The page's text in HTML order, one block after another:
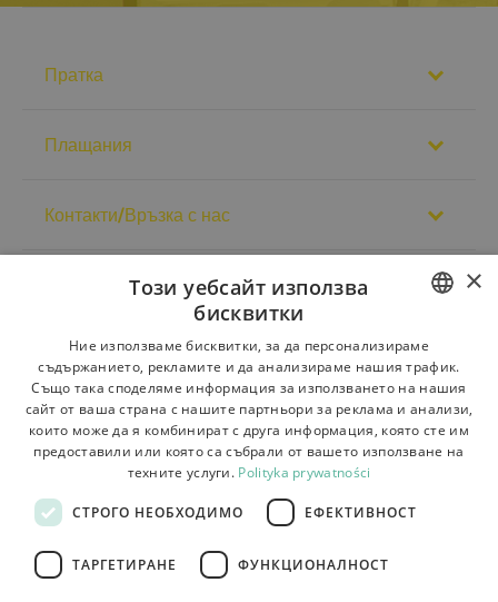
Пратка
Плащания
Контакти/Връзка с нас
Доставка
Връщане на стоката и рекламации
Плащания
Контакти
POLISH
BULGARIAN
CZECH
FRENCH
×
Този уебсайт използва
бисквитки
Ние използваме бисквитки, за да персонализираме
съдържанието, рекламите и да анализираме нашия трафик.
Също така споделяме информация за използването на нашия
сайт от ваша страна с нашите партньори за реклама и анализи,
които може да я комбинират с друга информация, която сте им
предоставили или която са събрали от вашето използване на
техните услуги. Polityka prywatności
СТРОГО НЕОБХОДИМО ЕФЕКТИВНОСТ
ТАРГЕТИРАНЕ ФУНКЦИОНАЛНОСТ